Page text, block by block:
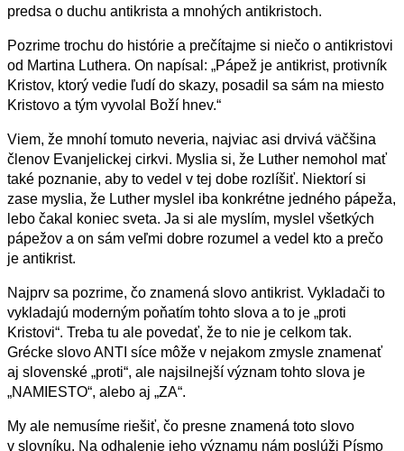
predsa o duchu antikrista a mnohých antikristoch.
Pozrime trochu do histórie a prečítajme si niečo o antikristovi
od Martina Luthera. On napísal: „Pápež je antikrist, protivník
Kristov, ktorý vedie ľudí do skazy, posadil sa sám na miesto
Kristovo a tým vyvolal Boží hnev.“
Viem, že mnohí tomuto neveria, najviac asi drvivá väčšina
členov Evanjelickej cirkvi. Myslia si, že Luther nemohol mať
také poznanie, aby to vedel v tej dobe rozlíšiť. Niektorí si
zase myslia, že Luther myslel iba konkrétne jedného pápeža,
lebo čakal koniec sveta. Ja si ale myslím, myslel všetkých
pápežov a on sám veľmi dobre rozumel a vedel kto a prečo
je antikrist.
Najprv sa pozrime, čo znamená slovo antikrist. Vykladači to
vykladajú moderným poňatím tohto slova a to je „proti
Kristovi“. Treba tu ale povedať, že to nie je celkom tak.
Grécke slovoANTI síce môže v nejakom zmysle znamenať
aj slovenské „proti“, ale najsilnejší význam tohto slova je
„NAMIESTO“, alebo aj „ZA“.
My ale nemusíme riešiť, čo presne znamená toto slovo
v slovníku. Na odhalenie jeho významu nám poslúži Písmo